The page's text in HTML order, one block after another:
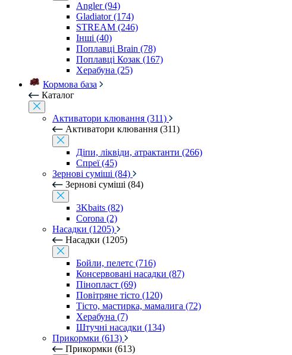
Angler (94)
Gladiator (174)
STREAM (246)
Інші (40)
Поплавці Brain (78)
Поплавці Козак (167)
Херабуна (25)
Кормова база
Каталог
Активатори клювання (311)
Активатори клювання (311)
Діпи, ліквіди, атрактанти (266)
Спреї (45)
Зернові суміші (84)
Зернові суміші (84)
3Kbaits (82)
Corona (2)
Насадки (1205)
Насадки (1205)
Бойли, пелетс (716)
Консервовані насадки (87)
Пінопласт (69)
Повітряне тісто (120)
Тісто, мастирка, мамалига (72)
Херабуна (7)
Штучні насадки (134)
Прикормки (613)
Прикормки (613)